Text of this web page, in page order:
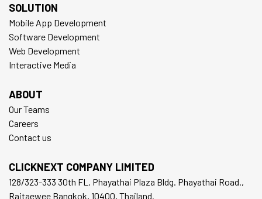
SOLUTION
Mobile App Development
Software Development
Web Development
Interactive Media
ABOUT
Our Teams
Careers
Contact us
CLICKNEXT COMPANY LIMITED
128/323-333 30th FL. Phayathai Plaza Bldg. Phayathai Road.,
Rajtaewee Bangkok, 10400, Thailand.